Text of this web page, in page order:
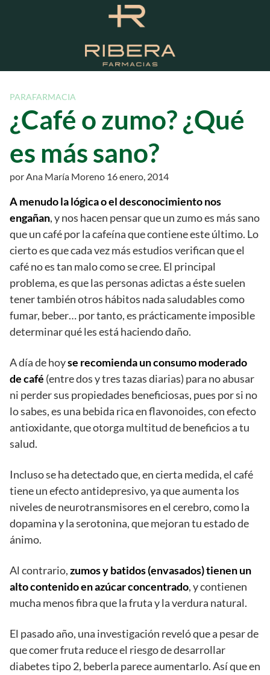
PARAFARMACIA
¿Café o zumo? ¿Qué
es más sano?
porAna María Moreno 16 enero, 2014
A menudo la lógica o el desconocimiento nos
engañan, y nos hacen pensar que un zumo es más sano
que un café por la cafeína que contiene este último. Lo
cierto es que cada vez más estudios verifican que el
café no es tan malo como se cree. El principal
problema, es que las personas adictas a éste suelen
tener también otros hábitos nada saludables como
fumar, beber… por tanto, es prácticamente imposible
determinar qué les está haciendo daño.
A día de hoyse recomienda un consumo moderado
de café (entre dos y tres tazas diarias) para no abusar
ni perder sus propiedades beneficiosas, pues por si no
lo sabes, es una bebida rica en flavonoides, con efecto
antioxidante, que otorga multitud de beneficios a tu
salud.
Incluso se ha detectado que, en cierta medida, el café
tiene un efecto antidepresivo, ya que aumenta los
niveles de neurotransmisores en el cerebro, como la
dopamina y la serotonina, que mejoran tu estado de
ánimo.
Al contrario,zumos y batidos (envasados) tienen un
alto contenido en azúcar concentrado, y contienen
mucha menos fibra que la fruta y la verdura natural.
El pasado año, una investigación reveló que a pesar de
que comer fruta reduce el riesgo de desarrollar
diabetes tipo 2, beberla parece aumentarlo. Así que en